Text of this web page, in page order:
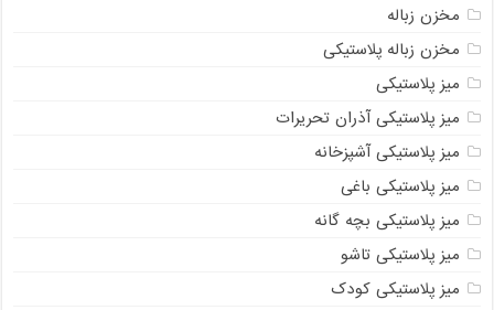
مخزن زباله
مخزن زباله پلاستیکی
میز پلاستیکی
میز پلاستیکی آذران تحریرات
میز پلاستیکی آشپزخانه
میز پلاستیکی باغی
میز پلاستیکی بچه گانه
میز پلاستیکی تاشو
میز پلاستیکی کودک